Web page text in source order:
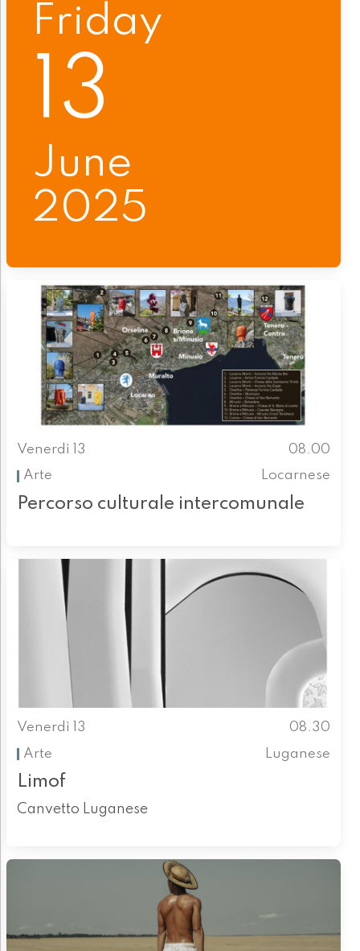
Friday
13
June
2025
Venerdì 13
08.00
Arte
Locarnese
Percorso culturale intercomunale
Venerdì 13
08.30
Arte
Luganese
Limof
Canvetto Luganese